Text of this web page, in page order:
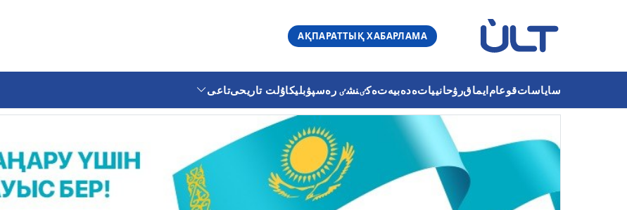
АҚПАРАТТЫҚ ХАБАРЛАМА
ساياساتقوعامايماقرۋحانيياتەدەبيەتەكٸنشٸ رەسپۋبليكاۇلت تاريحىتاعى